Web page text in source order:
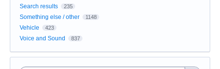
Search results 235
Something else / other 1148
Vehicle 423
Voice and Sound 837